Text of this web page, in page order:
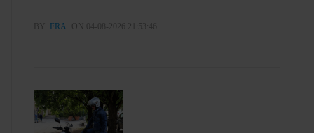
BY FRA ON 04-08-2026 21:53:46